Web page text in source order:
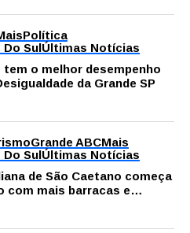
Política
Do SulÚltimas Notícias
tem o melhor desempenho
da Grande SP
Grande ABCMais
Do SulÚltimas Notícias
de São Caetano começa
com mais barracas e
decoração e atrações